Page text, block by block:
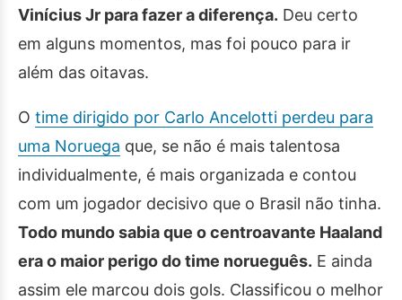
Vinícius Jr para fazer a diferença. Deu certo
em alguns momentos, mas foi pouco para ir
além das oitavas.
O time dirigido por Carlo Ancelotti perdeu para
uma Noruega que, se não é mais talentosa
individualmente, é mais organizada e contou
com um jogador decisivo que o Brasil não tinha.
Todo mundo sabia que o centroavante Haaland
era o maior perigo do time norueguês. E ainda
assim ele marcou dois gols. Classificou o melhor